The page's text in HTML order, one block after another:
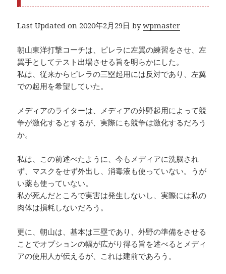
Last Updated on 2020年2月29日 bywpmaster
朝山東洋打撃コーチは、ピレラに左翼の練習をさせ、左
翼手としてテスト出場させる旨を明らかにした。
私は、従来からピレラの三塁起用には反対であり、左翼
での起用を希望していた。
メディアのライターは、メディアの外野起用によって競
争が激化するとするが、実際にも競争は激化するだろう
か。
私は、この前述べたように、今もメディアに洗脳され
ず、マスクをせず外出し、消毒液も使っていない。うが
い薬も使っていない。
私が死んだところで実害は発生しないし、実際には私の
肉体は損耗しないだろう。
更に、朝山は、基本は三塁であり、外野の準備をさせる
ことでオプションの幅が広がり得る旨を述べるとメディ
アの使用人が伝えるが、これは建前であろう。